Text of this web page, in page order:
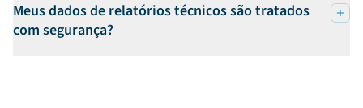
Meus dados de relatórios técnicos são tratados
com segurança?